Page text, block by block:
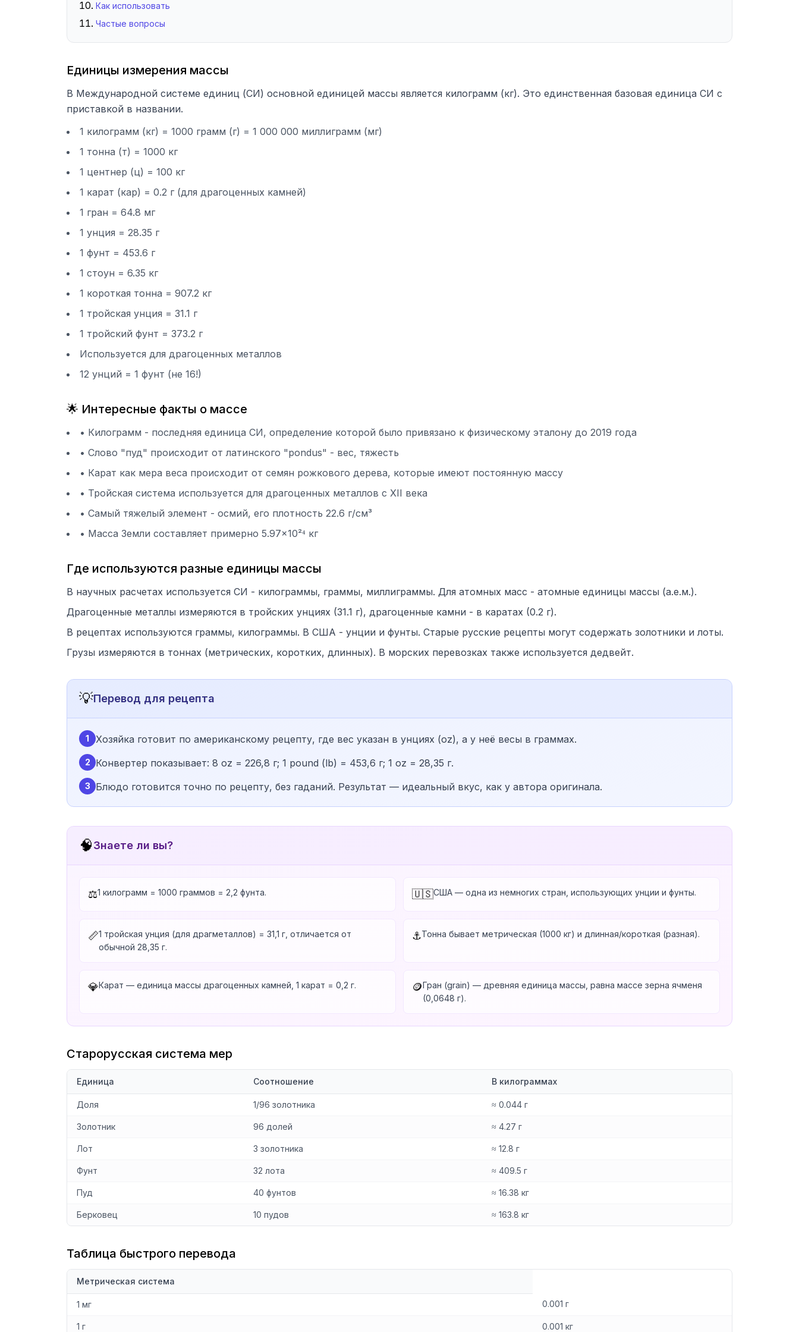
Как использовать
Частые вопросы
Единицы измерения массы
В Международной системе единиц (СИ) основной единицей массы является килограмм (кг). Это единственная базовая единица СИ с
приставкой в названии.
1 килограмм (кг) = 1000 грамм (г) = 1 000 000 миллиграмм (мг)
1 тонна (т) = 1000 кг
1 центнер (ц) = 100 кг
1 карат (кар) = 0.2 г (для драгоценных камней)
1 гран = 64.8 мг
1 унция = 28.35 г
1 фунт = 453.6 г
1 стоун = 6.35 кг
1 короткая тонна = 907.2 кг
1 тройская унция = 31.1 г
1 тройский фунт = 373.2 г
Используется для драгоценных металлов
12 унций = 1 фунт (не 16!)
🌟 Интересные факты о массе
• Килограмм - последняя единица СИ, определение которой было привязано к физическому эталону до 2019 года
• Слово "пуд" происходит от латинского "pondus" - вес, тяжесть
• Карат как мера веса происходит от семян рожкового дерева, которые имеют постоянную массу
• Тройская система используется для драгоценных металлов с XII века
• Самый тяжелый элемент - осмий, его плотность 22.6 г/см³
• Масса Земли составляет примерно 5.97×10²⁴ кг
Где используются разные единицы массы
В научных расчетах используется СИ - килограммы, граммы, миллиграммы. Для атомных масс - атомные единицы массы (а.е.м.).
Драгоценные металлы измеряются в тройских унциях (31.1 г), драгоценные камни - в каратах (0.2 г).
В рецептах используются граммы, килограммы. В США - унции и фунты. Старые русские рецепты могут содержать золотники и лоты.
Грузы измеряются в тоннах (метрических, коротких, длинных). В морских перевозках также используется дедвейт.
💡Перевод для рецепта
1 Хозяйка готовит по американскому рецепту, где вес указан в унциях (oz), а у неё весы в граммах.
2 Конвертер показывает: 8 oz = 226,8 г; 1 pound (lb) = 453,6 г; 1 oz = 28,35 г.
3 Блюдо готовится точно по рецепту, без гаданий. Результат — идеальный вкус, как у автора оригинала.
🧠Знаете ли вы?
⚖️1 килограмм = 1000 граммов = 2,2 фунта. 🇺🇸США — одна из немногих стран, использующих унции и фунты.
📏1 тройская унция (для драгметаллов) = 31,1 г, отличается от
обычной 28,35 г.
⚓Тонна бывает метрическая (1000 кг) и длинная/короткая (разная).
💎Карат — единица массы драгоценных камней, 1 карат = 0,2 г. 🪙Гран (grain) — древняя единица массы, равна массе зерна ячменя
(0,0648 г).
Старорусская система мер
Единица Соотношение В килограммах
Доля 1/96 золотника ≈ 0.044 г
Золотник 96 долей ≈ 4.27 г
Лот 3 золотника ≈ 12.8 г
Фунт 32 лота ≈ 409.5 г
Пуд 40 фунтов ≈ 16.38 кг
Берковец 10 пудов ≈ 163.8 кг
Таблица быстрого перевода
Метрическая система
1 мг 0.001 г
1 г 0.001 кг